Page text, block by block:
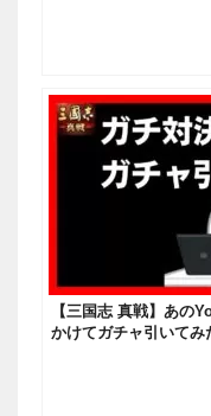
【三国志 真戦】あの
かけてガチャ引いて